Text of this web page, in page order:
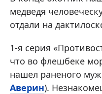
медведя
отдали на
1-я серия
что во флешбеке
нашел раненого
Аверин).